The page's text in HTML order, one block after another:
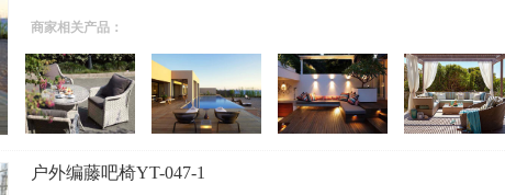
商家相关产品：
户外编藤吧椅YT-047-1